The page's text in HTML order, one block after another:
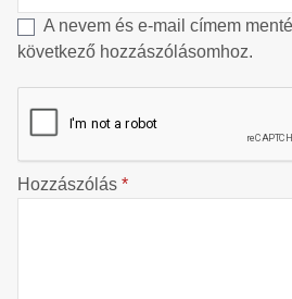
A nevem és e-mail címem
következő hozzászólásomhoz.
Hozzászólás *